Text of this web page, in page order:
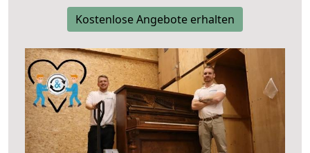
Kostenlose Angebote erhalten